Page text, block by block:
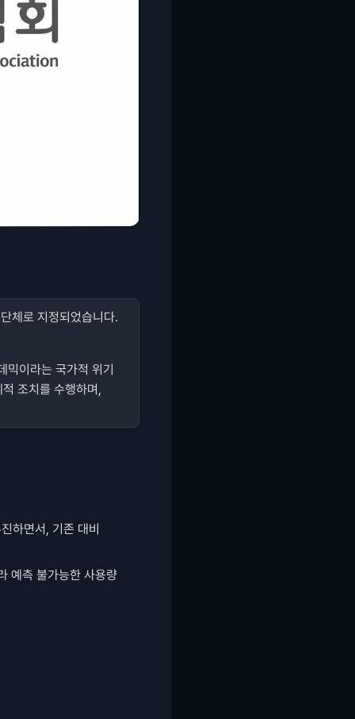
체로 지정되었습니다.
믹이라는 국가적 위기
조치를 수행하며,
하면서, 기존 대비
예측 불가능한 사용량